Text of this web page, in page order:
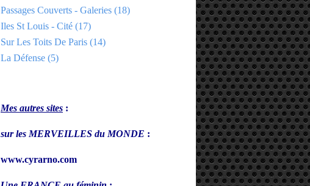
Passages Couverts - Galeries (18)
Iles St Louis - Cité (17)
Sur Les Toits De Paris (14)
La Défense (5)
Mes autres sites :
sur les MERVEILLES du MONDE :
www.cyrarno.com